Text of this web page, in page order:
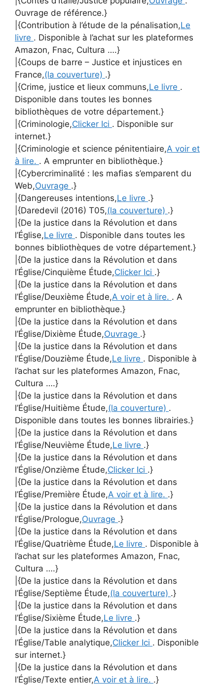
Ouvrage de référence.}
|{Contribution à l’étude de la pénalisation,Le
livre . Disponible à l’achat sur les plateformes
Amazon, Fnac, Cultura ….}
|{Coups de barre – Justice et injustices en
France,(la couverture) .}
|{Crime, justice et lieux communs,Le livre .
Disponible dans toutes les bonnes
bibliothèques de votre département.}
|{Criminologie,Clicker Ici . Disponible sur
internet.}
|{Criminologie et science pénitentiaire,A voir et
à lire. . A emprunter en bibliothèque.}
|{Cybercriminalité : les mafias s’emparent du
Web,Ouvrage .}
|{Dangereuses intentions,Le livre .}
|{Daredevil (2016) T05,(la couverture) .}
|{De la justice dans la Révolution et dans
l’Église,Le livre . Disponible dans toutes les
bonnes bibliothèques de votre département.}
|{De la justice dans la Révolution et dans
l’Église/Cinquième Étude,Clicker Ici .}
|{De la justice dans la Révolution et dans
l’Église/Deuxième Étude,A voir et à lire. . A
emprunter en bibliothèque.}
|{De la justice dans la Révolution et dans
l’Église/Dixième Étude,Ouvrage .}
|{De la justice dans la Révolution et dans
l’Église/Douzième Étude,Le livre . Disponible à
l’achat sur les plateformes Amazon, Fnac,
Cultura ….}
|{De la justice dans la Révolution et dans
l’Église/Huitième Étude,(la couverture) .
Disponible dans toutes les bonnes librairies.}
|{De la justice dans la Révolution et dans
l’Église/Neuvième Étude,Le livre .}
|{De la justice dans la Révolution et dans
l’Église/Onzième Étude,Clicker Ici .}
|{De la justice dans la Révolution et dans
l’Église/Première Étude,A voir et à lire. .}
|{De la justice dans la Révolution et dans
l’Église/Prologue,Ouvrage .}
|{De la justice dans la Révolution et dans
l’Église/Quatrième Étude,Le livre . Disponible à
l’achat sur les plateformes Amazon, Fnac,
Cultura ….}
|{De la justice dans la Révolution et dans
l’Église/Septième Étude,(la couverture) .}
|{De la justice dans la Révolution et dans
l’Église/Sixième Étude,Le livre .}
|{De la justice dans la Révolution et dans
l’Église/Table analytique,Clicker Ici . Disponible
sur internet.}
|{De la justice dans la Révolution et dans
l’Église/Texte entier,A voir et à lire. .}